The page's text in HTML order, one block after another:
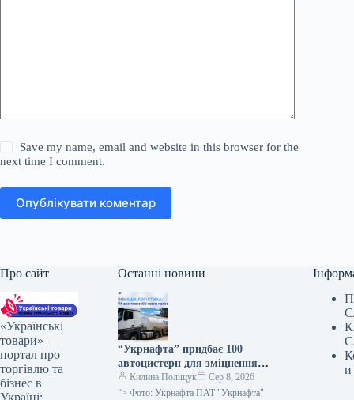
Save my name, email and website in this browser for the
next time I comment.
Опублікувати коментар
Про сайт
«Українські
товари» —
портал про
торгівлю та
бізнес в
Україні:
Останні новини
“Укрнафта” придбає 100
автоцистерн для зміцнення
безпеки доставки палива
Килина Поліщук
Сер 8, 2026
“> Фото: Укрнафта ПАТ "Укрнафта"
и